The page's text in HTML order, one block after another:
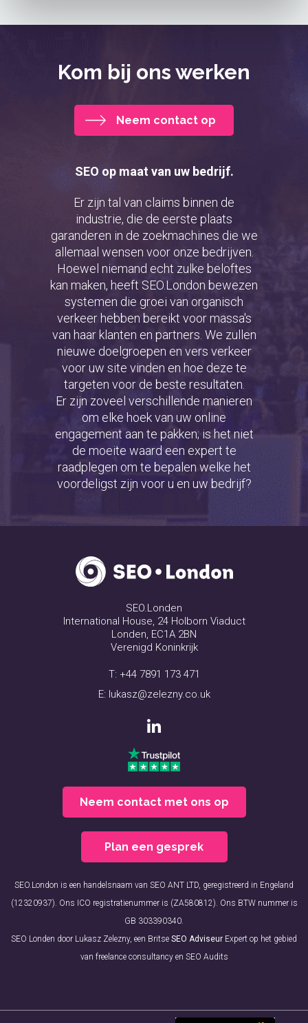
Kom bij ons werken
Neem contact op
SEO op maat van uw bedrijf.
Er zijn tal van claims binnen de
industrie, die de eerste plaats
garanderen in de zoekmachines die we
allemaal wensen voor onze bedrijven.
Hoewel niemand echt zulke beloftes
kan maken, heeft SEO.London bewezen
systemen die groei van organisch
verkeer hebben bereikt voor massa's
van haar klanten en partners. We zullen
nieuwe doelgroepen en vers verkeer
voor uw site vinden en hoe deze te
targeten voor de beste resultaten.
Er zijn zoveel verschillende manieren
om elke hoek van uw online
engagement aan te pakken; is het niet
de moeite waard een expert te
raadplegen om te bepalen welke het
voordeligst zijn voor u en uw bedrijf?
SEO.Londen
International House, 24 Holborn Viaduct
Londen, EC1A 2BN
Verenigd Koninkrijk
T: +44 7891 173 471
E: lukasz@zelezny.co.uk
Neem contact met ons op
Plan een gesprek
SEO.London is een handelsnaam van SEO ANT LTD, geregistreerd in Engeland
(12320937). Ons ICO registratienummer is (ZA580812). Ons BTW nummer is
GB 303390340.
SEO Londen door Lukasz Zelezny, een Britse SEO Adviseur Expert op het gebied
van freelance consultancy en SEO Audits